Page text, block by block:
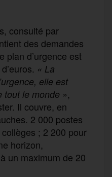
consulté par
des demandes
plan d’urgence est
« La
elle est
tout le monde »,
Il couvre, en
2 000 postes
; 2 200 pour
horizon,
un maximum de 20